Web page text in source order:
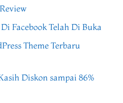
Facebook Telah Di Buka
Theme Terbaru
Diskon sampai 86%